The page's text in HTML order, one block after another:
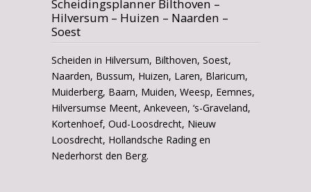
Scheidingsplanner Bilthoven –
Hilversum – Huizen – Naarden –
Soest
Scheiden in Hilversum, Bilthoven, Soest,
Naarden, Bussum, Huizen, Laren, Blaricum,
Muiderberg, Baarn, Muiden, Weesp, Eemnes,
Hilversumse Meent, Ankeveen, ‘s-Graveland,
Kortenhoef, Oud-Loosdrecht, Nieuw
Loosdrecht, Hollandsche Rading en
Nederhorst den Berg.